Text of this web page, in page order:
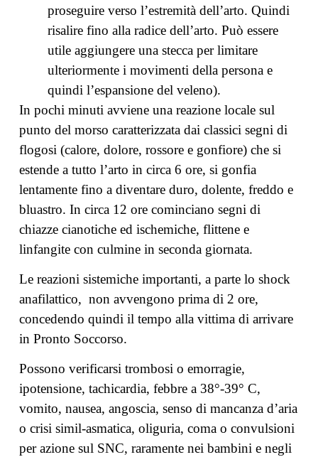
proseguire verso l’estremità dell’arto. Quindi
risalire fino alla radice dell’arto. Può essere
utile aggiungere una stecca per limitare
ulteriormente i movimenti della persona e
quindi l’espansione del veleno).
In pochi minuti avviene una reazione locale sul
punto del morso caratterizzata dai classici segni di
flogosi (calore, dolore, rossore e gonfiore) che si
estende a tutto l’arto in circa 6 ore, si gonfia
lentamente fino a diventare duro, dolente, freddo e
bluastro. In circa 12 ore cominciano segni di
chiazze cianotiche ed ischemiche, flittene e
linfangite con culmine in seconda giornata.
Le reazioni sistemiche importanti, a parte lo shock
anafilattico, non avvengono prima di 2 ore,
concedendo quindi il tempo alla vittima di arrivare
in Pronto Soccorso.
Possono verificarsi trombosi o emorragie,
ipotensione, tachicardia, febbre a 38°-39° C,
vomito, nausea, angoscia, senso di mancanza d’aria
o crisi simil-asmatica, oliguria, coma o convulsioni
per azione sul SNC, raramente nei bambini e negli